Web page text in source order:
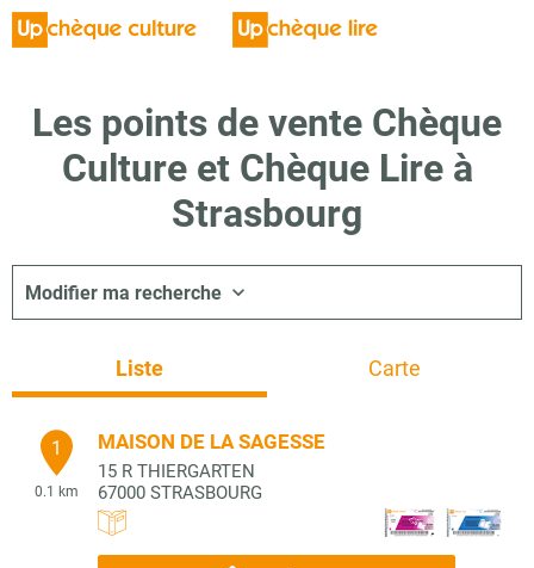
Les points de vente Chèque
Culture et Chèque Lire à
Strasbourg
Modifier ma recherche
Liste Carte
1
0.1 km
MAISON DE LA SAGESSE
15 R THIERGARTEN
67000 STRASBOURG